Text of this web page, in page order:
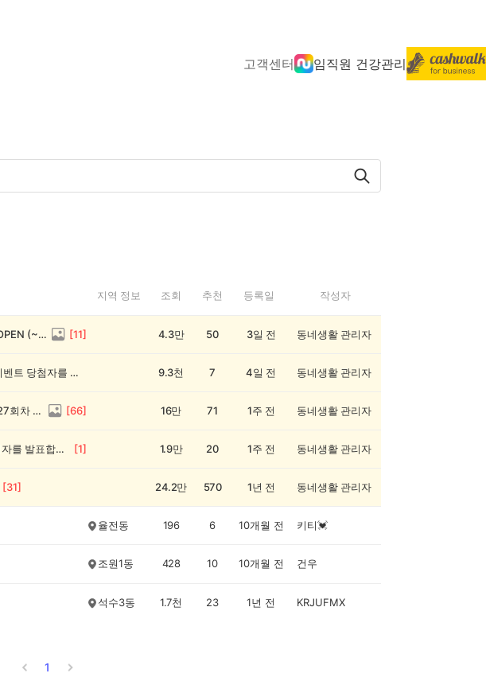
고객센터 임직원 건강관리
지역 정보 조회 추천 등록일 작성자
전원 1,000캐시! 🥳 우리 동네 썰전 14회차 OPEN (~8/17) [11] 4.3만 50 3일 전 동네생활 관리자
💰[당첨자 발표] 26회차 우리 동네 정보왕 이벤트 당첨자를 발표합니다! 9.3천 7 4일 전 동네생활 관리자
💸 전원 2,000캐시 지급! 우리 동네 정보왕 27회차 (~8/10) [66] 16만 71 1주 전 동네생활 관리자
💰[당첨자 발표] 우리 동네 썰전 12회차 당첨자를 발표합니다! [1] 1.9만 20 1주 전 동네생활 관리자
[31] 24.2만 570 1년 전 동네생활 관리자
율전동 196 6 10개월 전 키티💓
조원1동 428 10 10개월 전 건우
석수3동 1.7천 23 1년 전 KRJUFMX
1